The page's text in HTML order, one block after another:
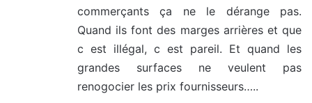
commerçants ça ne le dérange pas.
Quand ils font des marges arrières et que
c est illégal, c est pareil. Et quand les
grandes surfaces ne veulent pas
renogocier les prix fournisseurs…..